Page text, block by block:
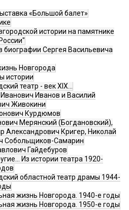
«Большой балет»
истории на памятнике
биографии Сергея Васильевича
Новгорода
истории
театр - век XIX…
Иванов и Василий
Живокини
Курдюмов
Мерянский (Богдановский),
Александрович Кригер, Николай
Собольщиков-Самарин
Гайдебуров
Из истории театра 1920-
областной театр драмы 1944-
жизнь Новгорода. 1940-е годы
жизнь Новгорода. 1950-е годы